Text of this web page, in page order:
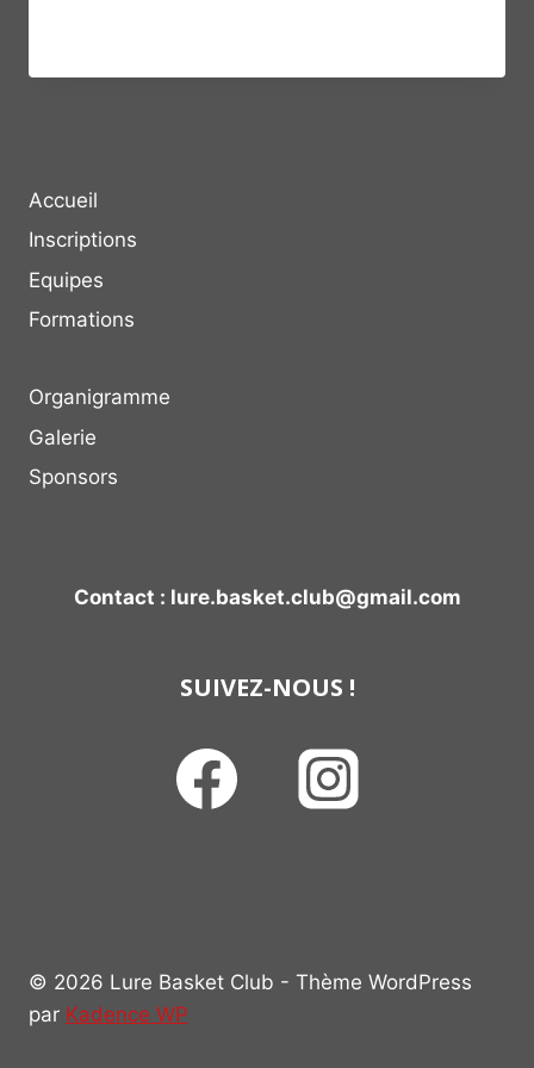
Accueil
Inscriptions
Equipes
Formations
Organigramme
Galerie
Sponsors
Contact : lure.basket.club@gmail.com
SUIVEZ-NOUS !
© 2026 Lure Basket Club - Thème WordPress
par Kadence WP